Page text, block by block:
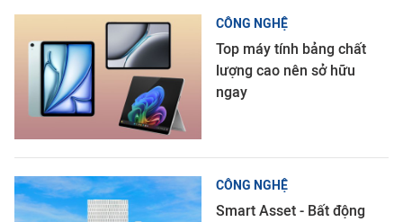
CÔNG NGHỆ
Top máy tính bảng chất
lượng cao nên sở hữu
ngay
CÔNG NGHỆ
Smart Asset - Bất động